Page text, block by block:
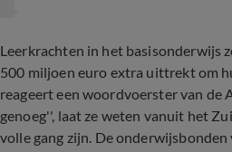
Leerkrachten in het basisonderwijs
500 miljoen euro extra uittrekt om
reageert een woordvoerster van de
genoeg'', laat ze weten vanuit het
volle gang zijn. De